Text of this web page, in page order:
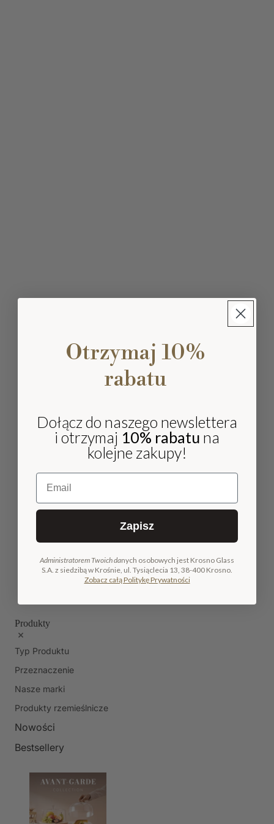
Produkty
Typ Produktu
Przeznaczenie
Nasze marki
Produkty rzemieślnicze
Nowości
Bestsellery
Otrzymaj 10%
rabatu
Dołącz do naszego newslettera
i otrzymaj 10% rabatu na
kolejne zakupy!
Email
Zapisz
Administratorem Twoich danych osobowych jest Krosno Glass
S.A. z siedzibą w Krośnie, ul. Tysiąclecia 13, 38-400 Krosno.
Zobacz całą Politykę Prywatności